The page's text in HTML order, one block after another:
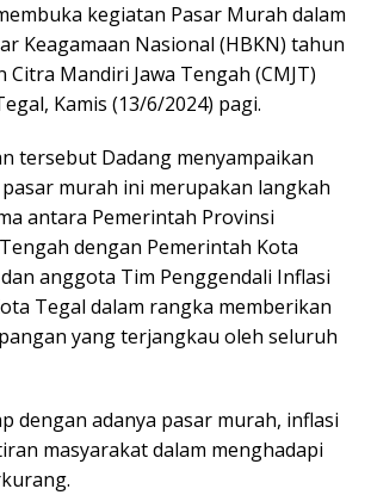
kegiatan Pasar Murah dalam
Keagamaan Nasional (HBKN) tahun
Citra Mandiri Jawa Tengah (CMJT)
Kamis (13/6/2024) pagi.
tersebut Dadang menyampaikan
murah ini merupakan langkah
antara Pemerintah Provinsi
dengan Pemerintah Kota
anggota Tim Penggendali Inflasi
Tegal dalam rangka memberikan
yang terjangkau oleh seluruh
dengan adanya pasar murah, inflasi
masyarakat dalam menghadapi